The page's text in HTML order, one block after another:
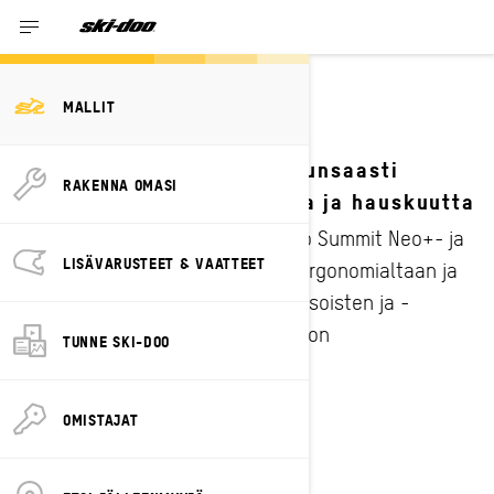
MALLIT
RAKENNA OMASI
LISÄVARUSTEET & VAATTEET
TUNNE SKI-DOO
OMISTAJAT
KESKIKOKOISET
MOOTTORIKELKAT
Keskikokoisilla kelkoilla runsaasti
huipputason ominaisuuksia ja hauskuutta
Ski-Doo Summit Neo+- ja
MXZ Neo+ -moottorikelkat ovat ergonomialtaan ja
teholtaan suunniteltuja kaikentasoisten ja -
kokoisten kuljettajien ajonautinnon
maksimoimiseen.
PYYDÄ TARJOUS